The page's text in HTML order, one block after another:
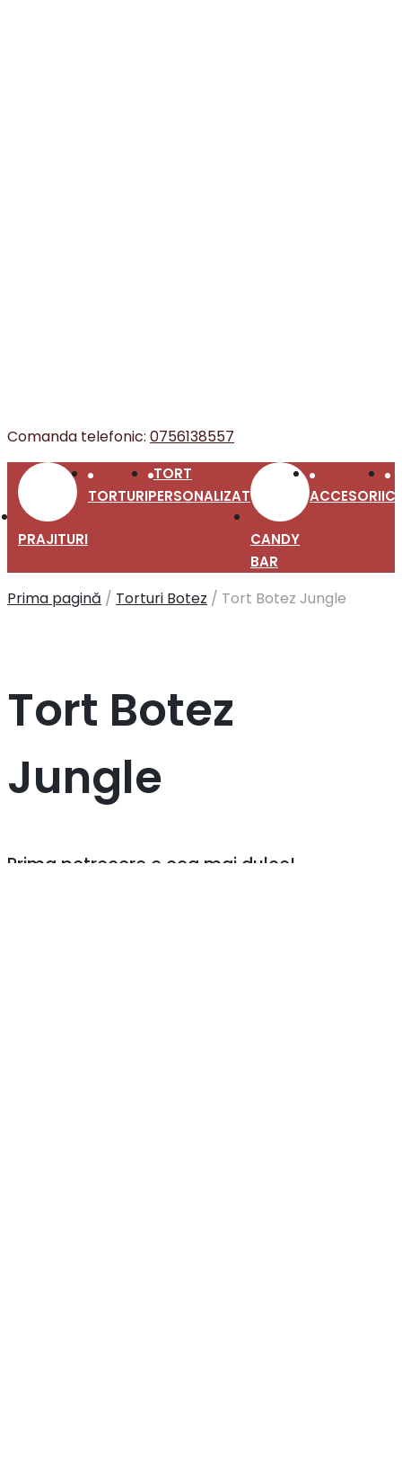
Comanda telefonic: 0756138557
PRAJITURI
TORTURI
TORT
PERSONALIZAT
CANDY
BAR
ACCESORII
Prima pagină / Torturi Botez / Tort Botez Jungle
Tort Botez
Jungle
Prima petrecere e cea mai dulce!